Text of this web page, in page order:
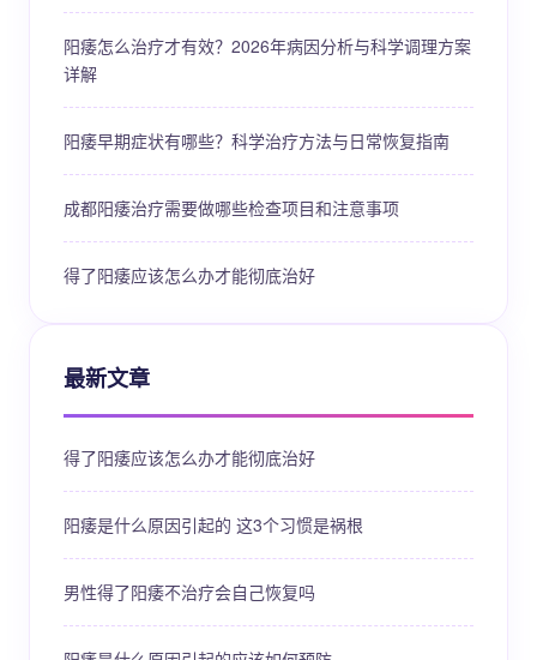
阳痿怎么治疗才有效？2026年病因分析与科学调理方案
详解
阳痿早期症状有哪些？科学治疗方法与日常恢复指南
成都阳痿治疗需要做哪些检查项目和注意事项
得了阳痿应该怎么办才能彻底治好
最新文章
得了阳痿应该怎么办才能彻底治好
阳痿是什么原因引起的 这3个习惯是祸根
男性得了阳痿不治疗会自己恢复吗